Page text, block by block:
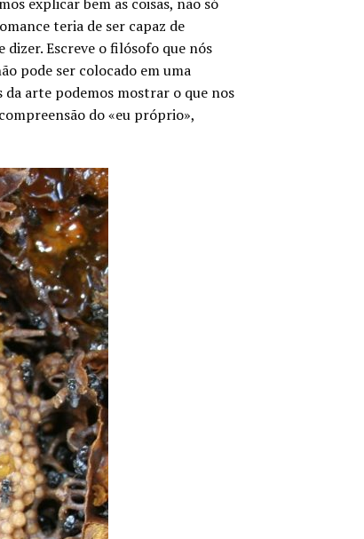
teria de ser capaz de
Escreve o filósofo que nós
pode ser colocado em uma
arte podemos mostrar o que nos
do «eu próprio»,